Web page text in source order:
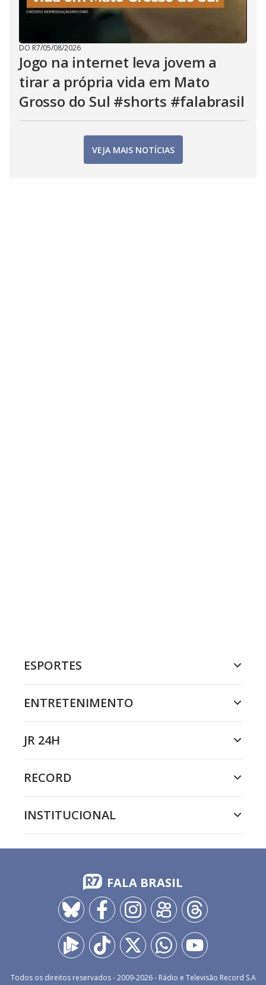
DO R7/05/08/2026
Jogo na internet leva jovem a
tirar a própria vida em Mato
Grosso do Sul #shorts #falabrasil
VEJA MAIS NOTÍCIAS
ESPORTES
ENTRETENIMENTO
JR 24H
RECORD
INSTITUCIONAL
FALA BRASIL
Todos os direitos reservados - 2009-2026- Rádio e Televisão Record S.A